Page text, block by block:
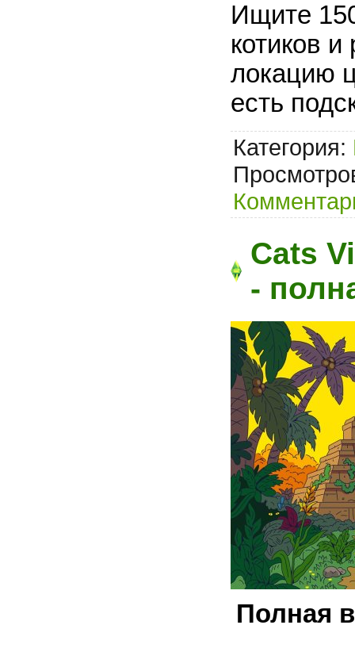
Ищите
котиков
локацию
есть
Категория:
Cats
-
Полная